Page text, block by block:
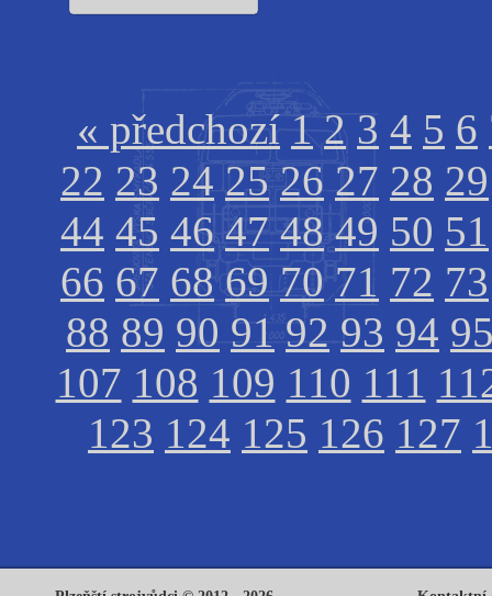
« předchozí 1 2 3 4 5 6
22 23 24 25 26 27 28 29
44 45 46 47 48 49 50 51
66 67 68 69 70 71 72 73
88 89 90 91 92 93 94
107 108 109 110 111
123 124 125 126 127